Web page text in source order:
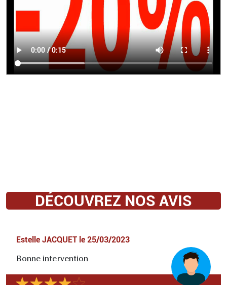
DÉCOUVREZ NOS AVIS
Estelle JACQUET le 25/03/2023
Bonne intervention